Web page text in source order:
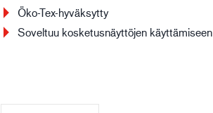
Öko-Tex-hyväksytty
Soveltuu kosketusnäyttöjen käyttämiseen